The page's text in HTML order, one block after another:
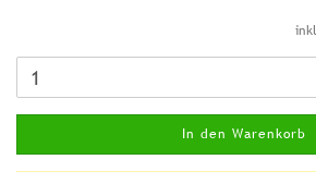
In den Warenkorb